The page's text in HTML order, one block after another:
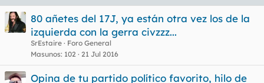
80 añetes del 17J, ya están otra vez los de la
izquierda con la gerra civzzz...
SrEstaire
Foro General
Masunos 102 21 Jul 2016
Opina de tu partido político favorito, hilo de